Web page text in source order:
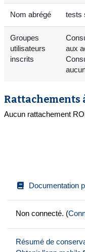
Nom abrégé tests
Groupes
utilisateurs
inscrits
aux
Rattachements
Aucun rattachement
Documentation
Non connecté. (
Résumé de